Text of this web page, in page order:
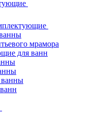
мрамора
для ванн